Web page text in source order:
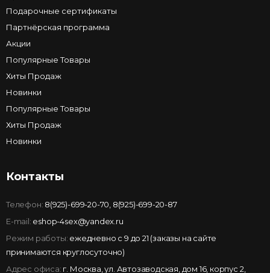
Подарочные сертификаты
Партнёрская программа
Акции
Популярные Товары
Хиты Продаж
Новинки
Популярные Товары
Хиты Продаж
Новинки
Контакты
Телефон: 8(925)-699-20-70 8(925)-699-20-87
E-mail: eshop-4sex@yandex.ru
Режим работы: ежедневно с 9 до 21 (заказы на сайте
принимаются круглосуточно)
Адрес офиса: г. Москва, ул. Автозаводская, дом 16, корпус 2,